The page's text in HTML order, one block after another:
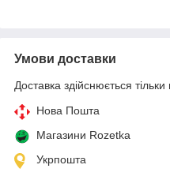
Умови доставки
Доставка здійснюється
Нова Пошта
Магазини Rozetka
Укрпошта